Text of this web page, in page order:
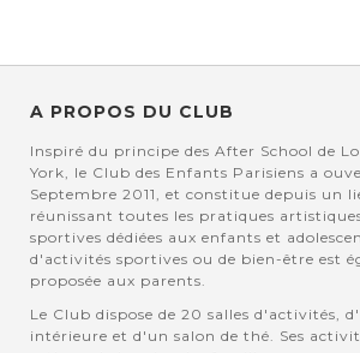
A PROPOS DU CLUB
Inspiré du principe des After School de
York, le Club des Enfants Parisiens a
Septembre 2011, et constitue depuis un
réunissant toutes les pratiques
sportives dédiées aux enfants et
d'activités sportives ou de bien-être est
proposée aux parents.
Le Club dispose de 20 salles d'activités,
intérieure et d'un salon de thé. Ses